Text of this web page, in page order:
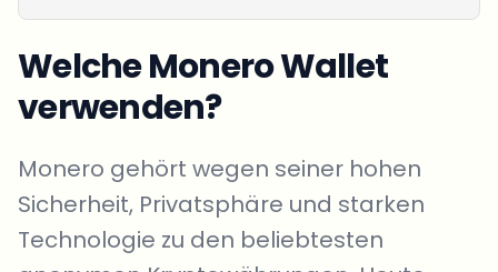
Welche Monero Wallet
verwenden?
Monero gehört wegen seiner hohen
Sicherheit, Privatsphäre und starken
Technologie zu den beliebtesten